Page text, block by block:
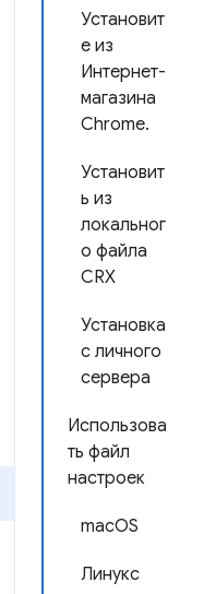
Установит
е из
Интернет-
магазина
Chrome.
Установит
ь из
локальног
о файла
CRX
Установка
с личного
сервера
Использова
ть файл
настроек
macOS
Линукс